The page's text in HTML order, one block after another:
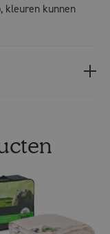
kleuren kunnen